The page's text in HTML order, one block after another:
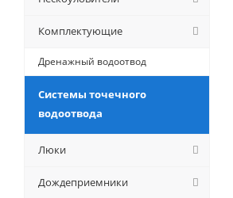
Комплектующие
Дренажный водоотвод
Системы точечного
водоотвода
Люки
Дождеприемники